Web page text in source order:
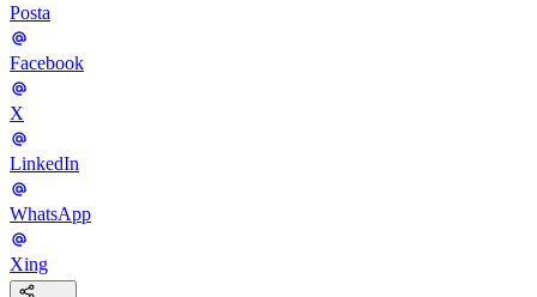
Posta
Facebook
X
LinkedIn
WhatsApp
Xing